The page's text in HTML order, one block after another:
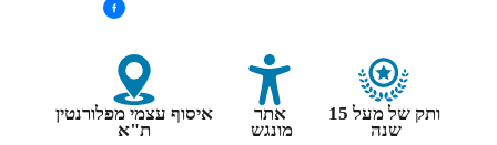
ותק של מעל 15
שנה
אתר
מונגש
איסוף עצמי מפלורנטין
ת"א